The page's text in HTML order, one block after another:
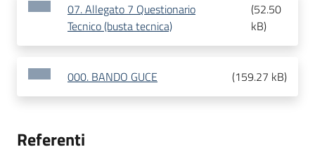
07. Allegato 7 Questionario
Tecnico (busta tecnica)
(52.50
kB)
000. BANDO GUCE (159.27 kB)
Referenti